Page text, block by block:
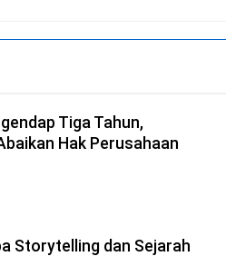
Tiga Tahun,
Hak Perusahaan
Storytelling dan Sejarah